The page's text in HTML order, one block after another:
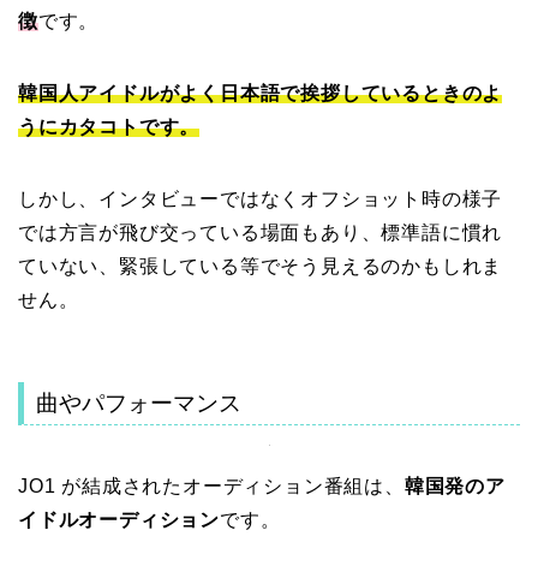
徴です。
韓国人アイドルがよく日本語で挨拶しているときのよ
うにカタコトです。
しかし、インタビューではなくオフショット時の様子
では方言が飛び交っている場面もあり、標準語に慣れ
ていない、緊張している等でそう見えるのかもしれま
せん。
曲やパフォーマンス
JO1 が結成されたオーディション番組は、 韓国発のア
イドルオーディションです。